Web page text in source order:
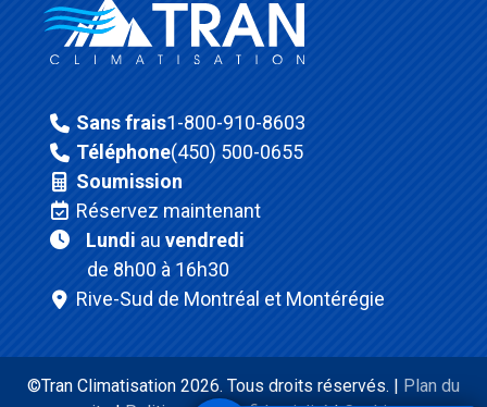
Sans frais1-800-910-8603
Téléphone(450) 500-0655
Soumission
Réservez maintenant
Lundi au vendredi
de 8h00 à 16h30
Rive-Sud de Montréal et Montérégie
©Tran Climatisation 2026. Tous droits réservés. |
Plan du